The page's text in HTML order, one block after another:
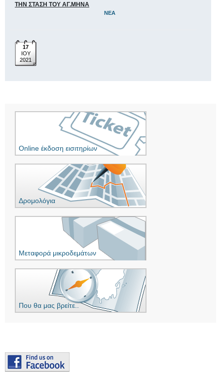
ΤΗΝ ΣΤΑΣΗ ΤΟΥ ΑΓ.ΜΗΝΑ
ΝΈΑ
17
ΙΟΥ
2021
Online έκδοση εισιτηρίων
Δρομολόγια
Μεταφορά μικροδεμάτων
Που θα μας βρείτε..